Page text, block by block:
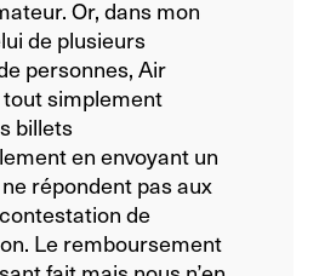
Or, dans mon
de plusieurs
personnes, Air
simplement
billets
en envoyant un
répondent pas aux
de
Le remboursement